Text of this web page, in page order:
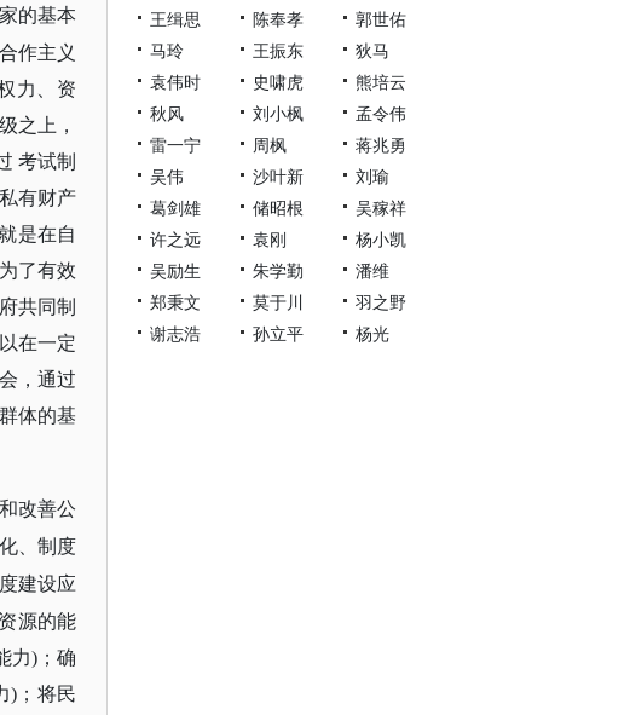
的基本
作主义
力、资
之上，
考试制
有财产
是在自
了有效
共同制
在一定
，通过
体的基
改善公
、制度
建设应
源的能
力)；确
)；将民
王缉思
陈奉孝
郭世佑
马玲
王振东
狄马
袁伟时
史啸虎
熊培云
秋风
刘小枫
孟令伟
雷一宁
周枫
蒋兆勇
吴伟
沙叶新
刘瑜
葛剑雄
储昭根
吴稼祥
许之远
袁刚
杨小凯
吴励生
朱学勤
潘维
郑秉文
莫于川
羽之野
谢志浩
孙立平 杨光